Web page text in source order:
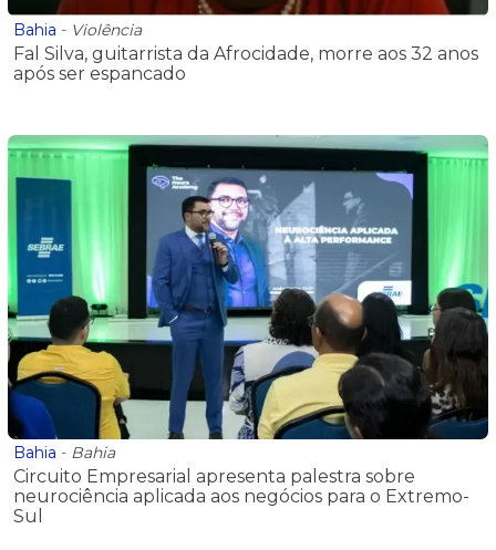
Bahia - Violência
Fal Silva, guitarrista da Afrocidade, morre aos 32 anos
após ser espancado
Bahia - Bahia
Circuito Empresarial apresenta palestra sobre
neurociência aplicada aos negócios para o Extremo-
Sul